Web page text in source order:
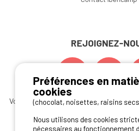
REJOIGNEZ-
Vous souhaitez bénéficier des
Préférences en
cookies
(chocolat, noisettes, raisins
Nous utilisons des cookies
nécessaires au fonctionnement